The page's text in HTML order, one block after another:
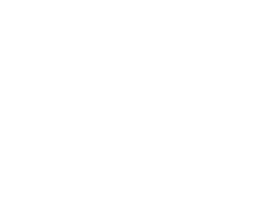
AUTOUR DE
par la RN6 et proche de
une commune à forte dépendance
y possèdent en moyenne
Résultat : le renouvellement de
et les familles cherchent à